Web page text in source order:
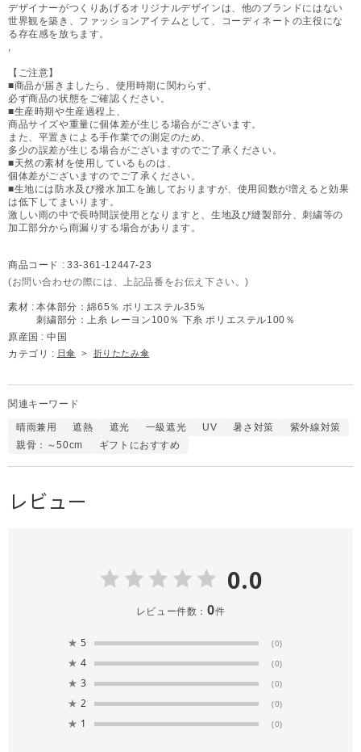
デザイナーがつくりあげるオリジナルデザインは、他のブランドにはない
世界観を築き、ファッションアイテムとして、コーディネートの主役にな
る存在感を放ちます。
【ご注意】
■商品が届きましたら、使用時期に関わらず、
必ず商品の状態をご確認ください。
■生産時期や生産過程上、
商品サイズや重量に個体差が生じる場合がございます。
また、平置きによる手作業での測定のため、
多少の誤差が生じる場合がございますのでご了承ください。
■天然の素材を使用しているものは、
個体差がございますのでご了承ください。
■生地には防水及び撥水加工を施しておりますが、使用回数が増えると効果
は低下してまいります。
激しい雨の中で長時間誤使用となりますと、生地及び縫製部分、刺繍等の
加工部分から雨漏りする場合があります。
商品コード : 33-361-12447-23
(お問い合わせの際には、上記品番をお伝え下さい。)
素材 : 本体部分：綿65％ ポリエステル35％
刺繍部分：上糸 レーヨン100％ 下糸 ポリエステル100％
原産国 : 中国
カテゴリ : 日傘 > 折りたたみ傘
関連キーワード
晴雨兼用 遮熱 遮光 一級遮光 UV 暑さ対策
紫外線対策
親骨：～50cm
ギフトにおすすめ
レビュー
0.0
レビュー件数： 0件
★ 5 (0)
★ 4 (0)
★ 3 (0)
★ 2 (0)
★ 1 (0)